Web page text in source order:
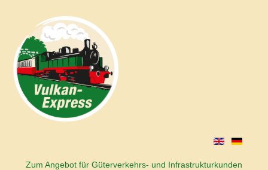
Zum Angebot für Güterverkehrs- und Infrastrukturkunden